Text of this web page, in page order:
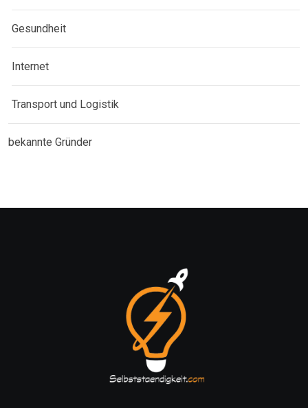
Gesundheit
Internet
Transport und Logistik
bekannte Gründer